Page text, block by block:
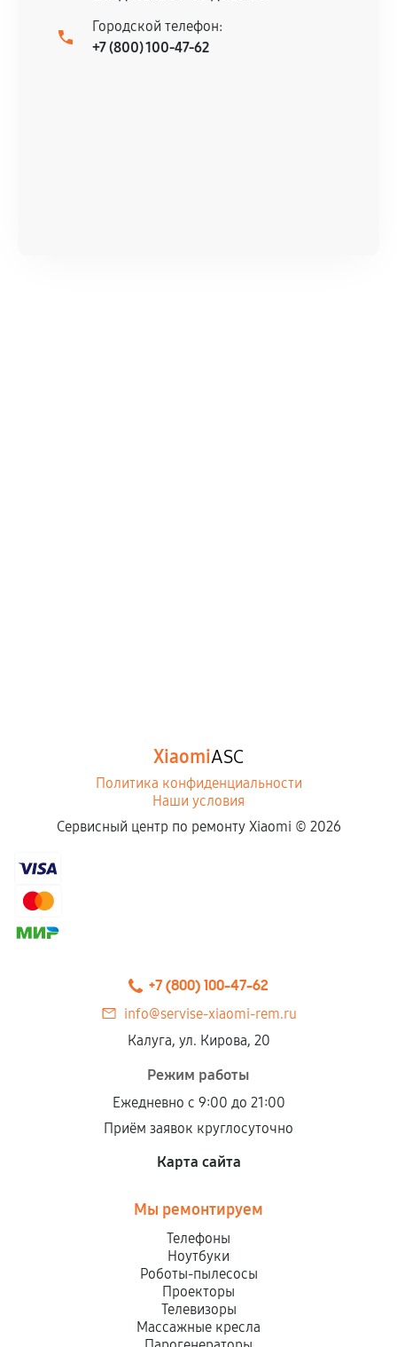
Городской телефон:
+7 (800) 100-47-62
XiaomiASC
Политика конфиденциальности
Наши условия
Сервисный центр по ремонту Xiaomi © 2026
+7 (800) 100-47-62
info@servise-xiaomi-rem.ru
Калуга, ул. Кирова, 20
Режим работы
Ежедневно с 9:00 до 21:00
Приём заявок круглосуточно
Карта сайта
Мы ремонтируем
Телефоны
Ноутбуки
Роботы-пылесосы
Проекторы
Телевизоры
Массажные кресла